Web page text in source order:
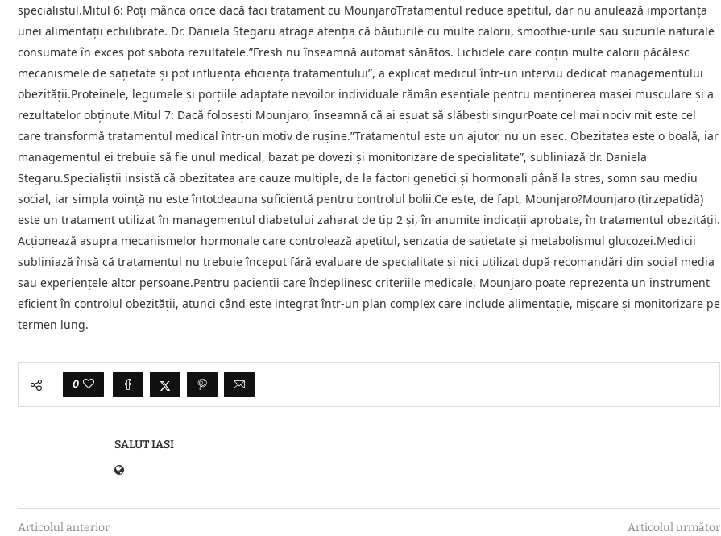
specialistul.Mitul 6: Poți mânca orice dacă faci tratament cu MounjaroTratamentul reduce apetitul, dar nu anulează importanța
unei alimentații echilibrate. Dr. Daniela Stegaru atrage atenția că băuturile cu multe calorii, smoothie-urile sau sucurile naturale
consumate în exces pot sabota rezultatele.”Fresh nu înseamnă automat sănătos. Lichidele care conțin multe calorii păcălesc
mecanismele de sațietate și pot influența eficiența tratamentului”, a explicat medicul într-un interviu dedicat managementului
obezității.Proteinele, legumele și porțiile adaptate nevoilor individuale rămân esențiale pentru menținerea masei musculare și a
rezultatelor obținute.Mitul 7: Dacă folosești Mounjaro, înseamnă că ai eșuat să slăbești singurPoate cel mai nociv mit este cel
care transformă tratamentul medical într-un motiv de rușine.”Tratamentul este un ajutor, nu un eșec. Obezitatea este o boală, iar
managementul ei trebuie să fie unul medical, bazat pe dovezi și monitorizare de specialitate”, subliniază dr. Daniela
Stegaru.Specialiștii insistă că obezitatea are cauze multiple, de la factori genetici și hormonali până la stres, somn sau mediu
social, iar simpla voință nu este întotdeauna suficientă pentru controlul bolii.Ce este, de fapt, Mounjaro?Mounjaro (tirzepatidă)
este un tratament utilizat în managementul diabetului zaharat de tip 2 și, în anumite indicații aprobate, în tratamentul obezității.
Acționează asupra mecanismelor hormonale care controlează apetitul, senzația de sațietate și metabolismul glucozei.Medicii
subliniază însă că tratamentul nu trebuie început fără evaluare de specialitate și nici utilizat după recomandări din social media
sau experiențele altor persoane.Pentru pacienții care îndeplinesc criteriile medicale, Mounjaro poate reprezenta un instrument
eficient în controlul obezității, atunci când este integrat într-un plan complex care include alimentație, mișcare și monitorizare pe
termen lung.
0
SALUT IASI
Articolul anterior
Articolul următor